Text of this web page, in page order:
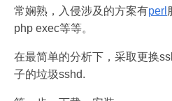
常娴熟，入侵涉及的方案有perl
php exec等等。
在最简单的分析下，采取更换
子的垃圾sshd.